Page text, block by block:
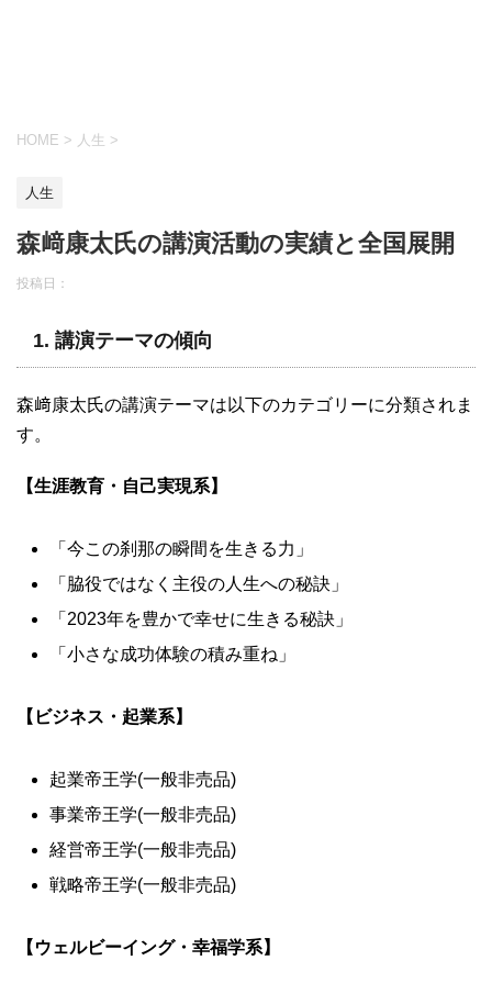
HOME > 人生 >
人生
森﨑康太氏の講演活動の実績と全国展開
投稿日：
1. 講演テーマの傾向
森﨑康太氏の講演テーマは以下のカテゴリーに分類されま
す。
【生涯教育・自己実現系】
「今この刹那の瞬間を生きる力」
「脇役ではなく主役の人生への秘訣」
「2023年を豊かで幸せに生きる秘訣」
「小さな成功体験の積み重ね」
【ビジネス・起業系】
起業帝王学(一般非売品)
事業帝王学(一般非売品)
経営帝王学(一般非売品)
戦略帝王学(一般非売品)
【ウェルビーイング・幸福学系】